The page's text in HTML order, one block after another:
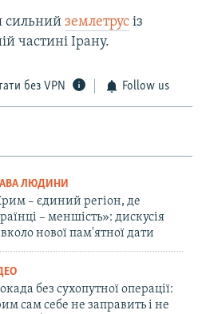
сильний землетрус із
частині Ірану.
без VPN Follow us
ЛЮДИНИ
– єдиний регіон, де
– меншість»: дискусія
нової пам'ятної дати
без сухопутної операції:
сам себе не заправить і не